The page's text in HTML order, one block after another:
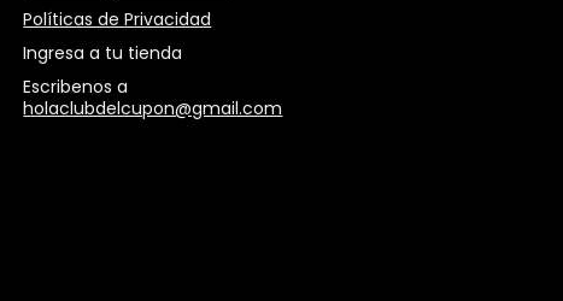
Políticas de Privacidad
Ingresa a tu tienda
Escribenos a
holaclubdelcupon@gmail.com